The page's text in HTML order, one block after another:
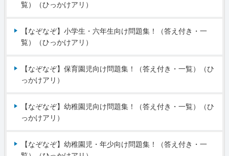
覧）（ひっかけアリ）
【なぞなぞ】小学生・六年生向け問題集！（答え付き・一
覧）（ひっかけアリ）
【なぞなぞ】保育園児向け問題集！（答え付き・一覧）（ひ
っかけアリ）
【なぞなぞ】幼稚園児向け問題集！（答え付き・一覧）（ひ
っかけアリ）
【なぞなぞ】幼稚園児・年少向け問題集！（答え付き・一